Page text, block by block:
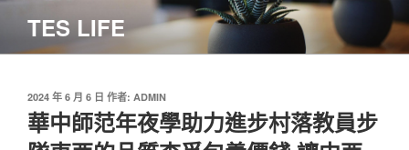
主
TES LIFE
發
佈
於
2024 年 6 月 6 日 作者: ADMIN
華中師范年夜學助力進步村落教員步